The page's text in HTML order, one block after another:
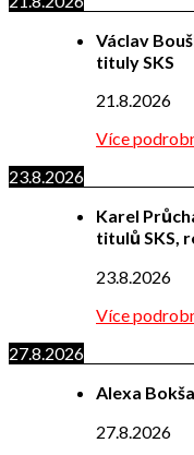
Václav
tituly SKS
21.8.2026
Více
23.8.2026
Karel
titulů SKS,
23.8.2026
Více
27.8.2026
Alexa
27.8.2026